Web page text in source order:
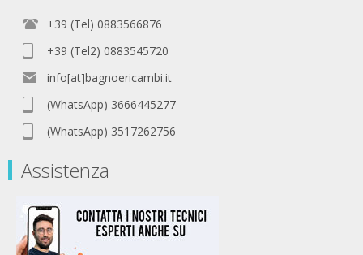
+39 (Tel) 0883566876
+39 (Tel2) 0883545720
info[at]bagnoericambi.it
(WhatsApp) 3666445277
(WhatsApp) 3517262756
Assistenza